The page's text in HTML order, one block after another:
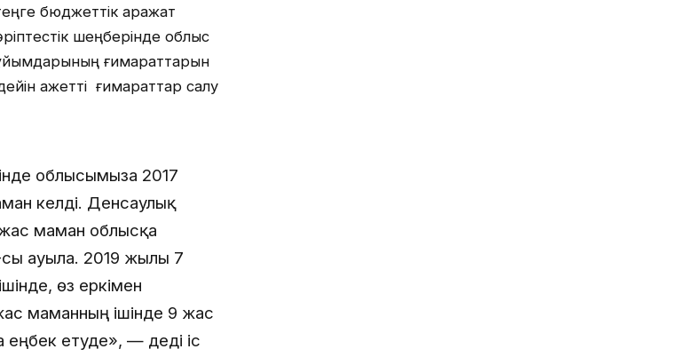
бюджеттік қаражат
шеңберінде облыс
ұйымдарының ғимараттарын
қажетті ғимараттар салу
облысымызға 2017
келді. Денсаулық
жас маман облысқа
ауылға. 2019 жылы 7
өз еркімен
маманның ішінде 9 жас
етуде», — деді іс